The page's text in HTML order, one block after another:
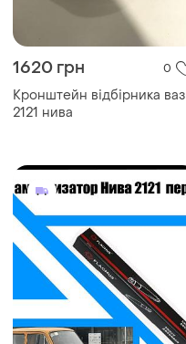
1620 грн 0
Кронштейн відбірника ваз
2121 нива